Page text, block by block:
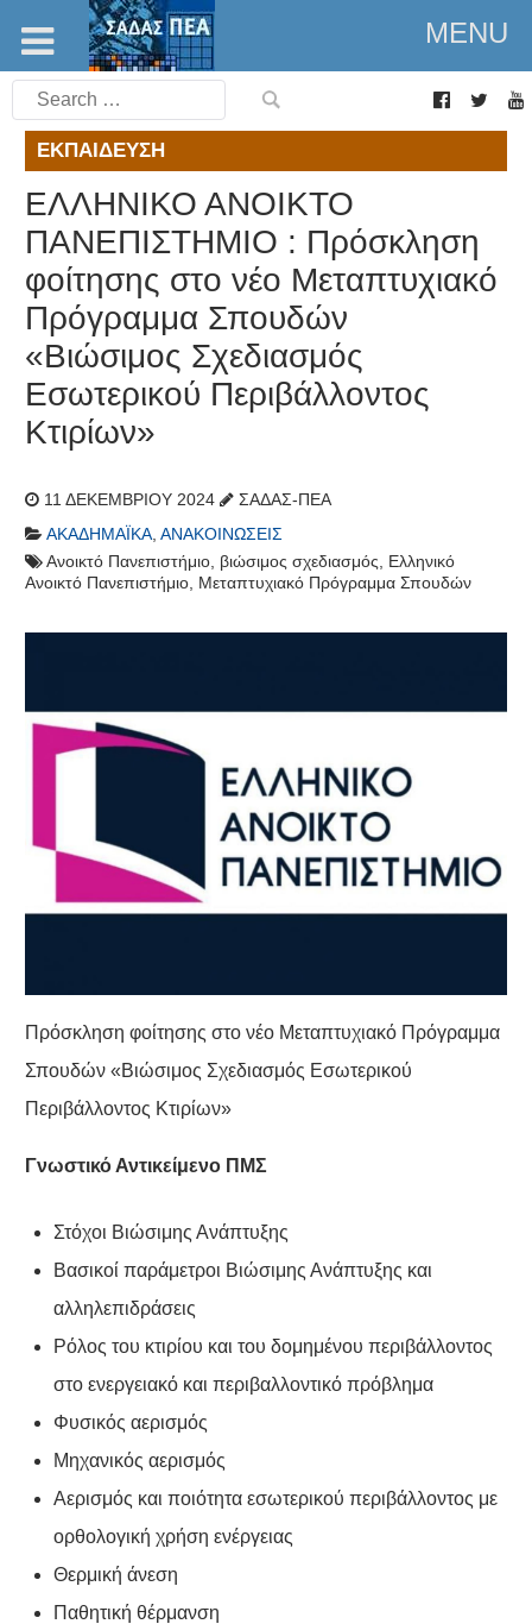
MENU
Search
for:
ΕΚΠΑΊΔΕΥΣΗ
ΕΛΛΗΝΙΚΟ ΑΝΟΙΚΤΟ
ΠΑΝΕΠΙΣΤΗΜΙΟ : Πρόσκληση
φοίτησης στο νέο Μεταπτυχιακό
Πρόγραμμα Σπουδών
«Βιώσιμος Σχεδιασμός
Εσωτερικού Περιβάλλοντος
Κτιρίων»
11 ΔΕΚΕΜΒΡΊΟΥ 2024
ΣΑΔΑΣ-ΠΕΑ
ΑΚΑΔΗΜΑΪΚΆ, ΑΝΑΚΟΙΝΏΣΕΙΣ
Ανοικτό Πανεπιστήμιο, βιώσιμος σχεδιασμός, Ελληνικό
Ανοικτό Πανεπιστήμιο, Μεταπτυχιακό Πρόγραμμα Σπουδών
Πρόσκληση φοίτησης στο νέο Μεταπτυχιακό Πρόγραμμα
Σπουδών «Βιώσιμος Σχεδιασμός Εσωτερικού
Περιβάλλοντος Κτιρίων»
Γνωστικό Αντικείμενο ΠΜΣ
Στόχοι Βιώσιμης Ανάπτυξης
Βασικοί παράμετροι Βιώσιμης Ανάπτυξης και
αλληλεπιδράσεις
Ρόλος του κτιρίου και του δομημένου περιβάλλοντος
στο ενεργειακό και περιβαλλοντικό πρόβλημα
Φυσικός αερισμός
Μηχανικός αερισμός
Αερισμός και ποιότητα εσωτερικού περιβάλλοντος με
ορθολογική χρήση ενέργειας
Θερμική άνεση
Παθητική θέρμανση